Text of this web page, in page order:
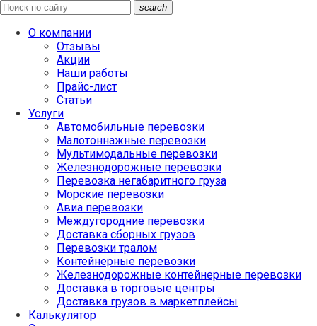
search
О компании
Отзывы
Акции
Наши работы
Прайс-лист
Статьи
Услуги
Автомобильные перевозки
Малотоннажные перевозки
Мультимодальные перевозки
Железнодорожные перевозки
Перевозка негабаритного груза
Морские перевозки
Авиа перевозки
Междугородние перевозки
Доставка сборных грузов
Перевозки тралом
Контейнерные перевозки
Железнодорожные контейнерные перевозки
Доставка в торговые центры
Доставка грузов в маркетплейсы
Калькулятор